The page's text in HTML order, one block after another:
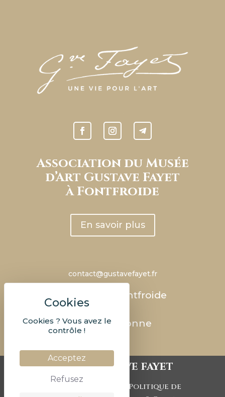
Cookies ? Vous avez le
contrôle !
Acceptez
Refusez
Association du Musée
d’Art Gustave Fayet
à Fontfroide
En savoir plus
contact@gustavefayet.fr
Abbaye de Fontfroide
11100 Narbonne
©2023 Gustave fayet
Politique de